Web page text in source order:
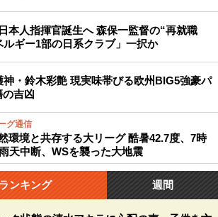
本人指揮官誕生へ 森保一監督の“再就職
ルギー1部の日系クラブ」一択か
神・鈴木彩艶 現実味帯びる欧州BIG5強豪パ
の吉凶
グ通信
環境と共存する大リーグ 酷暑42.7度、7時
天中断、WSを襲った大地震
ンキング 週間